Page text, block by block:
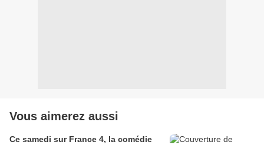
Vous aimerez aussi
Ce samedi sur France 4, la comédie